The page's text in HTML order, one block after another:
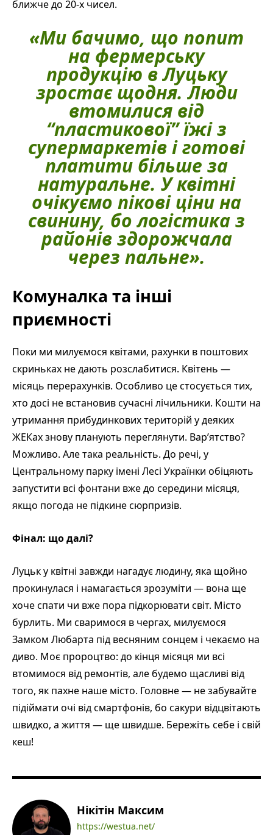
ближче до 20-х чисел.
«Ми бачимо, що попит
на фермерську
продукцію в Луцьку
зростає щодня. Люди
втомилися від
“пластикової” їжі з
супермаркетів і готові
платити більше за
натуральне. У квітні
очікуємо пікові ціни на
свинину, бо логістика з
районів здорожчала
через пальне».
Комуналка та інші
приємності
Поки ми милуємося квітами, рахунки в поштових
скриньках не дають розслабитися. Квітень —
місяць перерахунків. Особливо це стосується тих,
хто досі не встановив сучасні лічильники. Кошти на
утримання прибудинкових територій у деяких
ЖЕКах знову планують переглянути. Вар’ятство?
Можливо. Але така реальність. До речі, у
Центральному парку імені Лесі Українки обіцяють
запустити всі фонтани вже до середини місяця,
якщо погода не підкине сюрпризів.
Фінал: що далі?
Луцьк у квітні завжди нагадує людину, яка щойно
прокинулася і намагається зрозуміти — вона ще
хоче спати чи вже пора підкорювати світ. Місто
бурлить. Ми сваримося в чергах, милуємося
Замком Любарта під весняним сонцем і чекаємо на
диво. Моє пророцтво: до кінця місяця ми всі
втомимося від ремонтів, але будемо щасливі від
того, як пахне наше місто. Головне — не забувайте
підіймати очі від смартфонів, бо сакури відцвітають
швидко, а життя — ще швидше. Бережіть себе і свій
кеш!
Нікітін Максим
https://westua.net/